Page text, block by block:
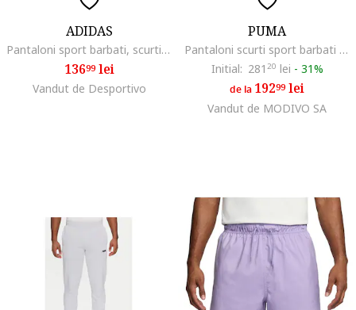
ADIDAS
Pantaloni sport barbati, scurti, violet, sintetic, antrenament, vara
13699lei
Vandut de Desportivo
PUMA
Pantaloni scurti sport barbati 631671, Poliester reciclat, Negru/Violet, Negru/Violet
Initial: 281 20 lei - 31%
de la 19299lei
Vandut de MODIVO SA